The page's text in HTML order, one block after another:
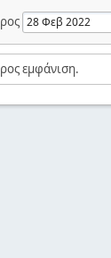
εμφάνιση.